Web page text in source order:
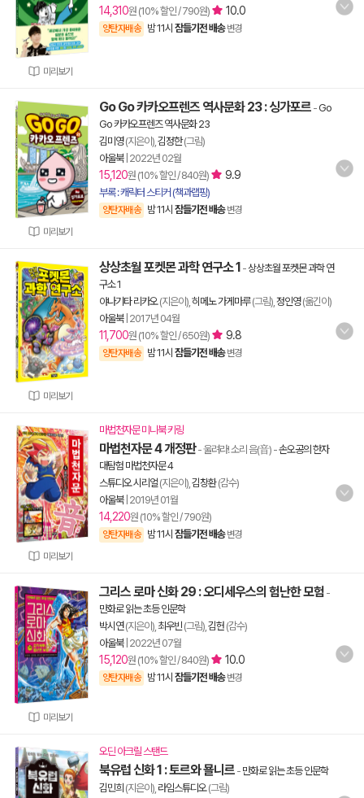
미리보기
14,310원 (10% 할인 / 790원) 10.0
양탄자배송 밤 11시 잠들기전 배송 변경
미리보기
Go Go 카카오프렌즈 역사문화 23 : 싱가포르 -Go
Go 카카오프렌즈 역사문화 23
김미영(지은이), 김정한(그림)
아울북| 2022년 02월
15,120원 (10% 할인 / 840원) 9.9
부록 : 캐릭터 스티커 (책과랩핑)
양탄자배송 밤 11시 잠들기전 배송 변경
미리보기
상상초월 포켓몬 과학 연구소 1 -상상초월 포켓몬 과학 연
구소 1
야나기타 리카오(지은이), 히메노 가게마루(그림), 정인영(옮긴이)
아울북| 2017년 04월
11,700원 (10% 할인 / 650원) 9.8
양탄자배송 밤 11시 잠들기전 배송 변경
미리보기
마법천자문 미니북 키링
마법천자문 4 개정판- 울려라! 소리 음(音) -손오공의 한자
대탐험 마법천자문 4
스튜디오 시리얼 (지은이), 김창환(감수)
아울북| 2019년 01월
14,220원 (10% 할인 / 790원)
양탄자배송 밤 11시 잠들기전 배송 변경
미리보기
그리스 로마 신화 29 : 오디세우스의 험난한 모험 -
만화로 읽는 초등 인문학
박시연(지은이), 최우빈 (그림), 김헌 (감수)
아울북| 2022년 07월
15,120원 (10% 할인 / 840원) 10.0
양탄자배송 밤 11시 잠들기전 배송 변경
오딘 아크릴 스탠드
북유럽 신화 1 : 토르와 묠니르 - 만화로 읽는 초등 인문학
김민희 (지은이), 라임스튜디오(그림)